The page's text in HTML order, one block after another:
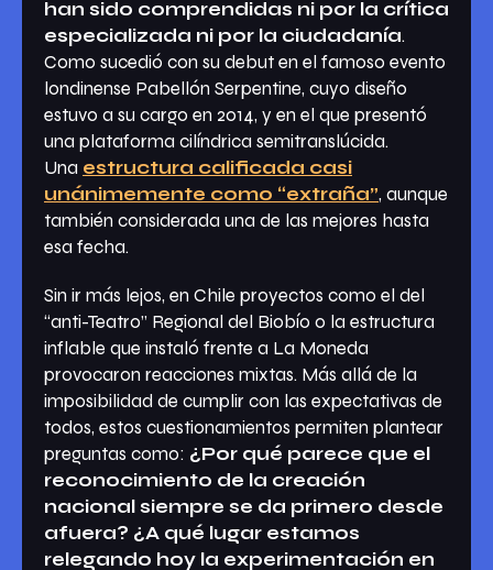
han sido comprendidas ni por la crítica
especializada ni por la ciudadanía.
Como sucedió con su debut en el famoso evento
londinense Pabellón Serpentine, cuyo diseño
estuvo a su cargo en 2014, y en el que presentó
una plataforma cilíndrica semitranslúcida.
Una estructura calificada casi
unánimemente como “extraña”, aunque
también considerada una de las mejores hasta
esa fecha.
Sin ir más lejos, en Chile proyectos como el del
“anti-Teatro” Regional del Biobío o la estructura
inflable que instaló frente a La Moneda
provocaron reacciones mixtas. Más allá de la
imposibilidad de cumplir con las expectativas de
todos, estos cuestionamientos permiten plantear
preguntas como: ¿Por qué parece que el
reconocimiento de la creación
nacional siempre se da primero desde
afuera? ¿A qué lugar estamos
relegando hoy la experimentación en